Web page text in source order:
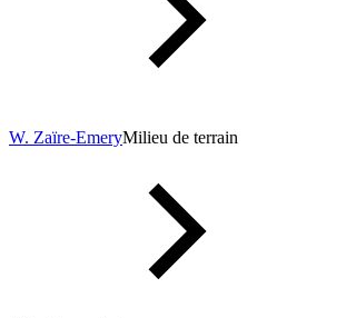
W. Zaïre-EmeryMilieu de terrain